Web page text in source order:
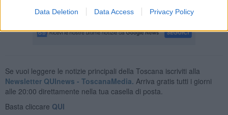
Data Deletion Data Access Privacy Policy
Se vuoi leggere le notizie principali della Toscana iscriviti alla
Newsletter QUInews - ToscanaMedia. Arriva gratis tutti i giorni
alle 20:00 direttamente nella tua casella di posta.
Basta cliccare QUI